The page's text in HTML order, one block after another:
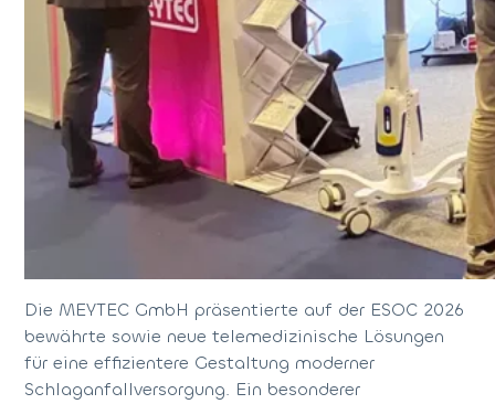
Die MEYTEC GmbH präsentierte auf der ESOC 2026
bewährte sowie neue telemedizinische Lösungen
für eine effizientere Gestaltung moderner
Schlaganfallversorgung. Ein besonderer